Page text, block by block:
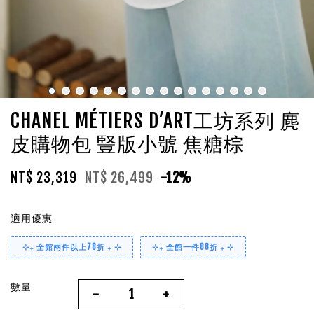
CHANEL MÉTIERS D’ART工坊系列 麂
皮購物包 豎版小號 焦糖棕
NT$ 23,319 NT$ 26,499 -12%
適用優惠
⊹₊ 全館兩件以上78折 ₊ ⊹ ⊹₊ 全館一件88折 ₊ ⊹
數量 - +